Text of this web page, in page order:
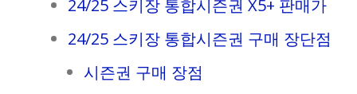
24/25 스키장 통합시즌권 X5+ 판매가
24/25 스키장 통합시즌권 구매 장단점
시즌권 구매 장점